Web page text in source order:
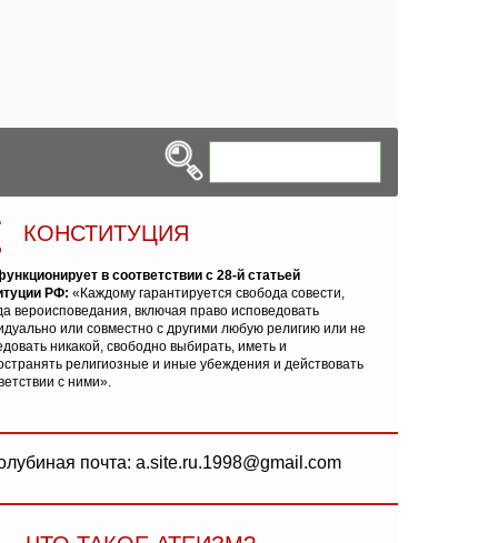
КОНСТИТУЦИЯ
в соответствии с 28-й статьей
РФ: «Каждому гарантируется свобода совести,
вероисповедания, включая право исповедовать
или совместно с другими любую религию или не
никакой, свободно выбирать, иметь и
религиозные и иные убеждения и действовать
с ними».
почта: a.site.ru.1998@gmail.com